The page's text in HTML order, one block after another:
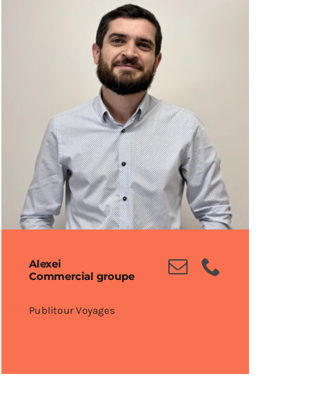
Alexei
Commercial groupe
Publitour Voyages